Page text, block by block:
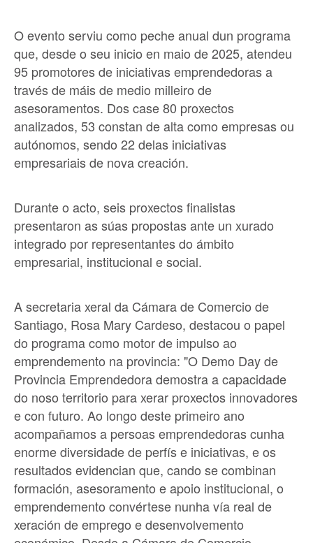
O evento serviu como peche anual dun programa
que, desde o seu inicio en maio de 2025, atendeu
95 promotores de iniciativas emprendedoras a
través de máis de medio milleiro de
asesoramentos. Dos case 80 proxectos
analizados, 53 constan de alta como empresas ou
autónomos, sendo 22 delas iniciativas
empresariais de nova creación.
Durante o acto, seis proxectos finalistas
presentaron as súas propostas ante un xurado
integrado por representantes do ámbito
empresarial, institucional e social.
A secretaria xeral da Cámara de Comercio de
Santiago, Rosa Mary Cardeso, destacou o papel
do programa como motor de impulso ao
emprendemento na provincia: "O Demo Day de
Provincia Emprendedora demostra a capacidade
do noso territorio para xerar proxectos innovadores
e con futuro. Ao longo deste primeiro ano
acompañamos a persoas emprendedoras cunha
enorme diversidade de perfís e iniciativas, e os
resultados evidencian que, cando se combinan
formación, asesoramento e apoio institucional, o
emprendemento convértese nunha vía real de
xeración de emprego e desenvolvemento